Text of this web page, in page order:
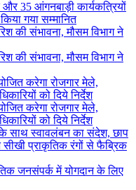
35 आंगनबाड़ी कार्यकत्रियों
गया सम्मानित
की संभावना, मौसम विभाग ने
की संभावना, मौसम विभाग ने
करेगा रोजगार मेले,
को दिये निर्देश
करेगा रोजगार मेले,
को दिये निर्देश
साथ स्वावलंबन का संदेश, छाप
सीखी प्राकृतिक रंगों से फैब्रिक
जनसंपर्क में योगदान के लिए